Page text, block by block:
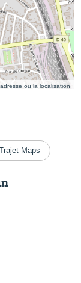
ou la localisation
Maps